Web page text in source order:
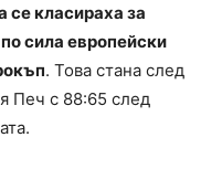
се класираха за
сила европейски
. Това стана след
Печ с 88:65 след